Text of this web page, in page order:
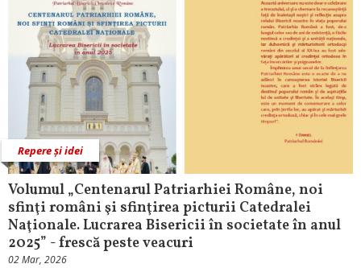
Repere și idei
Volumul „Centenarul Patriarhiei Române, noi
sfinţi români şi sfinţirea picturii Catedralei
Naţionale. Lucrarea Bisericii în societate în anul
2025” - frescă peste veacuri
02 Mar, 2026